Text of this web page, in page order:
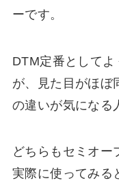
ーです。
DTM定番として
が、見た目がほぼ
の違いが気になる
どちらもセミオー
実際に使ってみる